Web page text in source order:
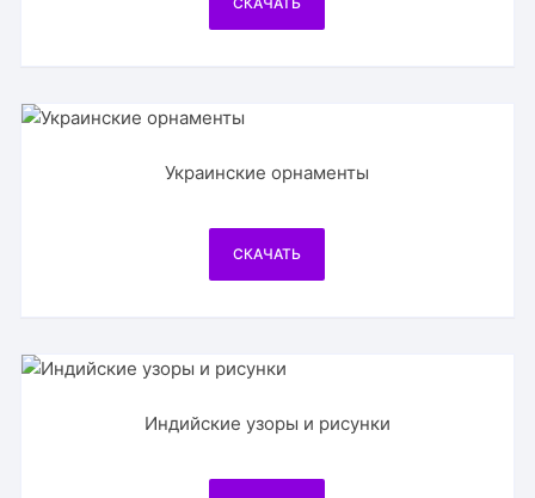
Украинские орнаменты
СКАЧАТЬ
Индийские узоры и рисунки